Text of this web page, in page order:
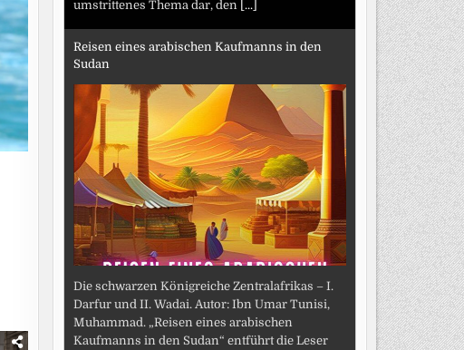
umstrittenes Thema dar, den [...]
Reisen eines arabischen Kaufmanns in den
Sudan
Die schwarzen Königreiche Zentralafrikas – I.
Darfur und II. Wadai. Autor: Ibn Umar Tunisi,
Muhammad. „Reisen eines arabischen
Kaufmanns in den Sudan“ entführt die Leser